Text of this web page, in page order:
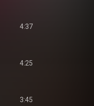
4:37
4:25
3:45